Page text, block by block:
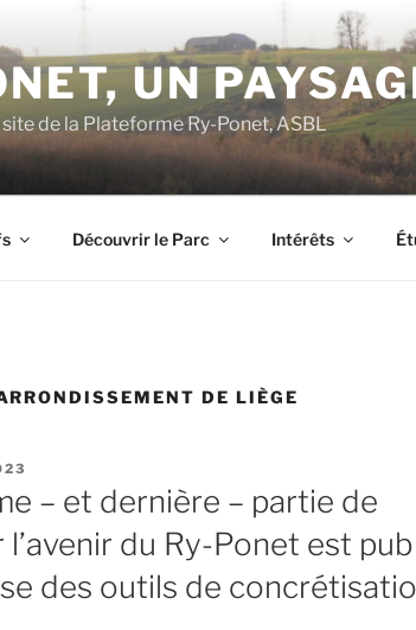
UN
de la Plateforme Ry-Ponet, ASBL
Découvrir le Parc Intérêts
DE LIÈGE
– et dernière – partie de
l’avenir du Ry-Ponet est
des outils de